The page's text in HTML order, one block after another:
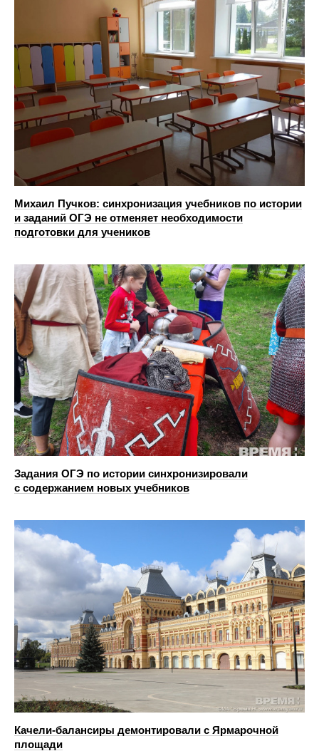
Михаил Пучков: cинхронизация учебников по истории
и заданий ОГЭ не отменяет необходимости
подготовки для учеников
Задания ОГЭ по истории синхронизировали
с содержанием новых учебников
Качели-балансиры демонтировали с Ярмарочной
площади